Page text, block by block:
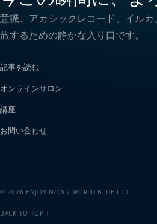
意識、アカシックレコード、イル
旅するための静かな入り口です。
記事を読む
オンラインサロン
講座
お問い合わせ
© 2026 ENJOY NOW / WORLD BLUE LTD.
BACK TO TOP ↑